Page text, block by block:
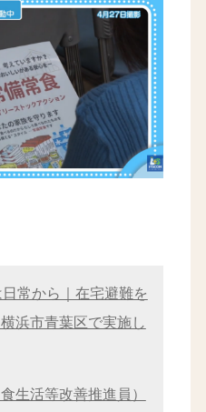
常から｜在宅避難を
浜市青葉区で実施し
生活等改善推進員）